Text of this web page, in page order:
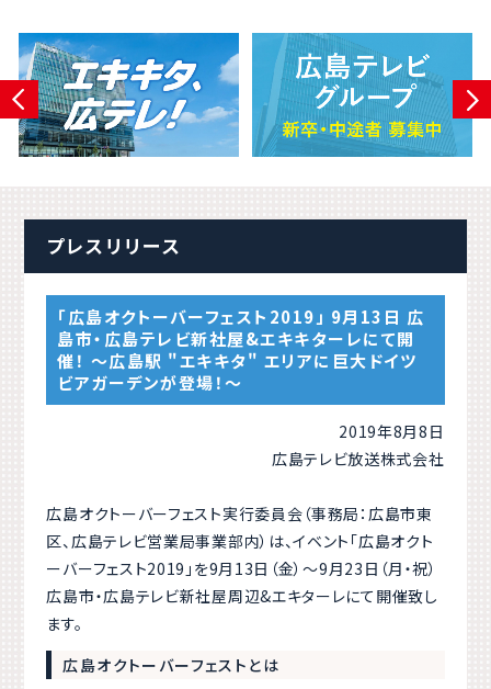
プレスリリース
「広島オクトーバーフェスト2019」 9月13日 広
島市・広島テレビ新社屋&エキキターレにて開
催！ 〜広島駅 "エキキタ" エリアに巨大ドイツ
ビアガーデンが登場！〜
2019年8月8日
広島テレビ放送株式会社
広島オクトーバーフェスト実行委員会（事務局：広島市東
区、広島テレビ営業局事業部内）は、イベント「広島オクト
ーバーフェスト2019」を9月13日（金）〜9月23日（月・祝）
広島市・広島テレビ新社屋周辺&エキターレにて開催致し
ます。
広島オクトーバーフェストとは